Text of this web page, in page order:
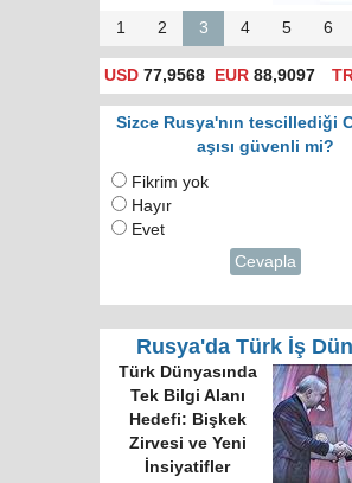
1 2 3 4 5 6
USD 77,9568 EUR 88,9097
Sizce Rusya'nın tescillediği
aşısı güvenli mi?
Fikrim yok
Hayır
Evet
Cevapla
Rusya'da Türk İş
Türk Dünyasında
Tek Bilgi Alanı
Hedefi: Bişkek
Zirvesi ve Yeni
İnsiyatifler